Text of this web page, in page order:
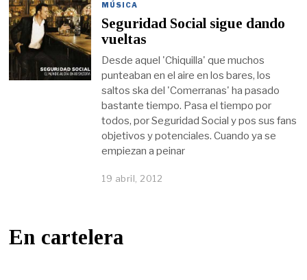
MÚSICA
Seguridad Social sigue dando
vueltas
Desde aquel 'Chiquilla' que muchos
punteaban en el aire en los bares, los
saltos ska del 'Comerranas' ha pasado
bastante tiempo. Pasa el tiempo por
todos, por Seguridad Social y pos sus fans
objetivos y potenciales. Cuando ya se
empiezan a peinar
19 abril, 2012
En cartelera